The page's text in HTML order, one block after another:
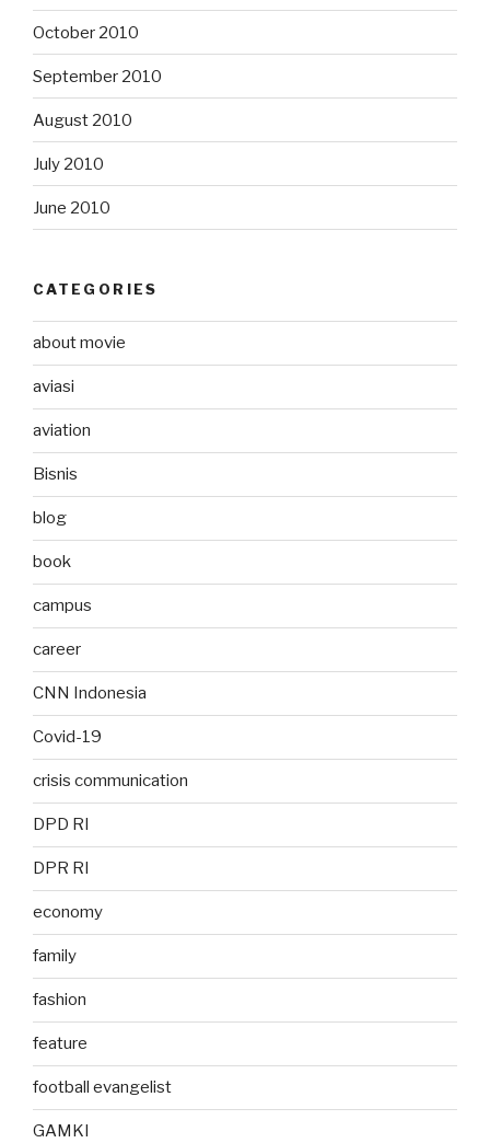
October 2010
September 2010
August 2010
July 2010
June 2010
CATEGORIES
about movie
aviasi
aviation
Bisnis
blog
book
campus
career
CNN Indonesia
Covid-19
crisis communication
DPD RI
DPR RI
economy
family
fashion
feature
football evangelist
GAMKI